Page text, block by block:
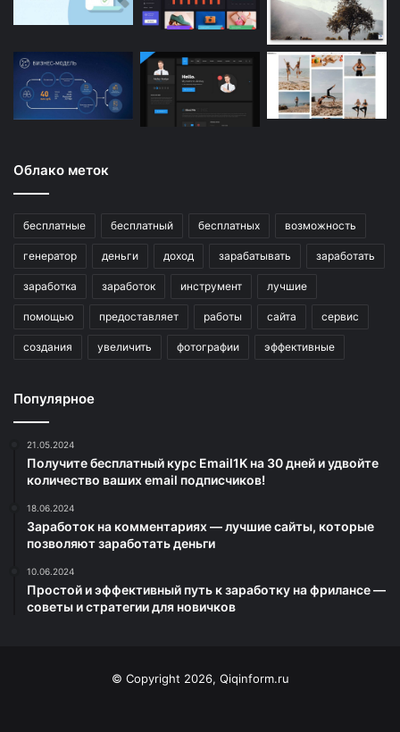
Облако меток
бесплатные бесплатный бесплатных возможность
генератор деньги доход зарабатывать заработать
заработка заработок инструмент лучшие
помощью предоставляет работы сайта сервис
создания увеличить фотографии эффективные
Популярное
21.05.2024
Получите бесплатный курс Email1K на 30 дней и удвойте
количество ваших email подписчиков!
18.06.2024
Заработок на комментариях — лучшие сайты, которые
позволяют заработать деньги
10.06.2024
Простой и эффективный путь к заработку на фрилансе —
советы и стратегии для новичков
© Copyright 2026, Qiqinform.ru